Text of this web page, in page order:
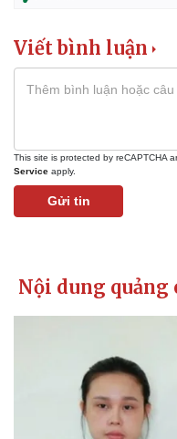
Viết bình luận
This site is protected by reCAPTCHA
Service apply.
Gửi tin